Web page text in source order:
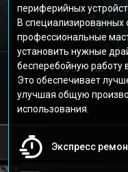
периферийных
В специализированных
профессиональные
установить нужные
бесперебойную работу
Это обеспечивает
улучшая общую
использования.
Экспресс